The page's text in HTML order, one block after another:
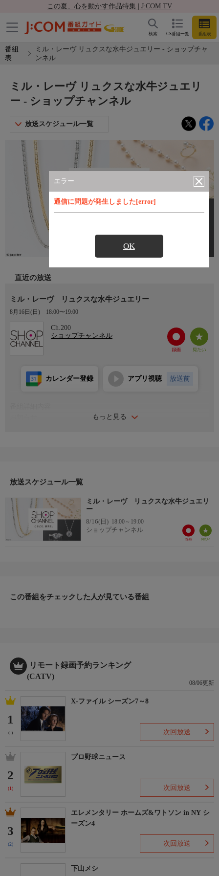
この夏、心を動かす作品特集 | J:COM TV
CS番組一覧 番組表
検索
番組
表
ミル・レーヴ リュクスな水牛ジュエリー - ショップチャ
ンネル
エラー
通信に問題が発生しました[error]
OK
ミル・レーヴ リュクスな水牛ジュエリ
ー - ショップチャンネル
放送スケジュール一覧
直近の放送
ミル・レーヴ リュクスな水牛ジュエリー
8月16日(日) 18:00〜19:00
Ch.200
ショップチャンネル
もっと見る
カレンダー登録 アプリ視聴 放送前
＊ライブ放送につき、番組および商品内容に変更が生じる場合も
ＨＰ：https://www.shopch.jp
放送スケジュール一覧
ミル・レーヴ リュクスな水牛ジュエリ
ー
8/16(日) 18:00～19:00
ショップチャンネル
この番組をチェックした人が見ている番組
リモート録画予約ランキング
(CATV)
08/06更新
1
(-)
X-ファイル シーズン7～8
次回放送
2
(1)
プロ野球ニュース
次回放送
3
(2)
エレメンタリー ホームズ&ワトソン in NY シ
ーズン4
次回放送
下山メシ